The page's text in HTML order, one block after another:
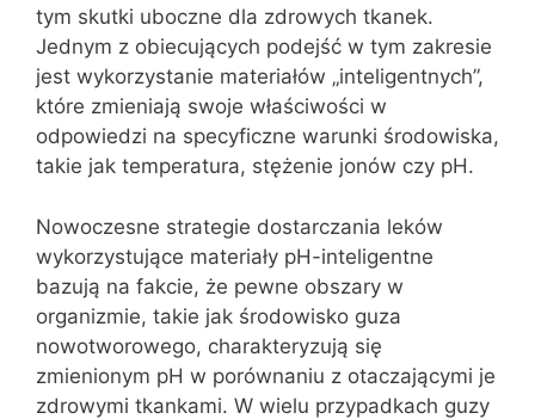
tym skutki uboczne dla zdrowych tkanek.
Jednym z obiecujących podejść w tym zakresie
jest wykorzystanie materiałów „inteligentnych”,
które zmieniają swoje właściwości w
odpowiedzi na specyficzne warunki środowiska,
takie jak temperatura, stężenie jonów czy pH.
Nowoczesne strategie dostarczania leków
wykorzystujące materiały pH-inteligentne
bazują na fakcie, że pewne obszary w
organizmie, takie jak środowisko guza
nowotworowego, charakteryzują się
zmienionym pH w porównaniu z otaczającymi je
zdrowymi tkankami. W wielu przypadkach guzy